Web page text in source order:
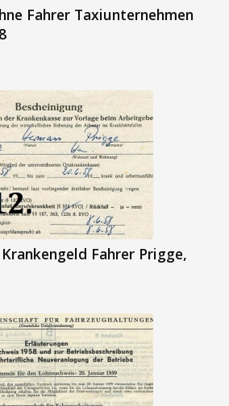
Fahrer Taxiunternehmen
Fahrer Prigge,